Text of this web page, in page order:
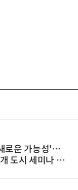
로운 가능성'…
도시 세미나 페